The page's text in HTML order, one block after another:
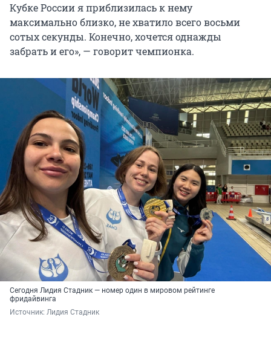
Кубке России я приблизилась к нему
максимально близко, не хватило всего восьми
сотых секунды. Конечно, хочется однажды
забрать и его», — говорит чемпионка.
Сегодня Лидия Стадник — номер один в мировом рейтинге
фридайвинга
Источник: Лидия Стадник